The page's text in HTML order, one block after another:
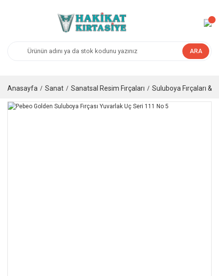
ARA
Anasayfa Sanat Sanatsal Resim Fırçaları Suluboya Fırçaları &